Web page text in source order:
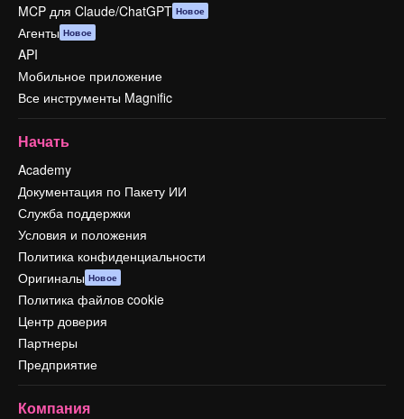
MCP для Claude/ChatGPT Новое
Агенты Новое
API
Мобильное приложение
Все инструменты Magnific
Начать
Academy
Документация по Пакету ИИ
Служба поддержки
Условия и положения
Политика конфиденциальности
Оригиналы Новое
Политика файлов cookie
Центр доверия
Партнеры
Предприятие
Компания